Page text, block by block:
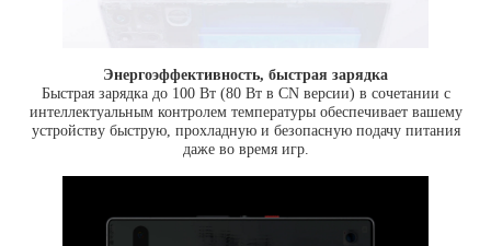
Энергоэффективность, быстрая зарядка
Быстрая зарядка до 100 Вт (80 Вт в CN версии) в сочетании с
интеллектуальным контролем температуры обеспечивает вашему
устройству быструю, прохладную и безопасную подачу питания
даже во время игр.